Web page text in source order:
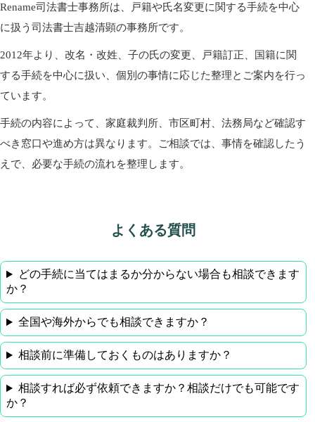
Rename司法書士事務所は、戸籍や氏名変更に関する手続を中心
に扱う司法書士吉越清顕の事務所です。
2012年より、改名・改姓、子の氏の変更、戸籍訂正、国籍に関
する手続を中心に扱い、個別の事情に応じた整理とご案内を行っ
ています。
手続の内容によって、家庭裁判所、市区町村、法務局など確認す
べき窓口や進め方は異なります。ご相談では、事情を確認したう
えで、必要な手続の流れを整理します。
よくある質問
どの手続に当てはまるか分からない場合も相談できます
か？
全国や海外からでも相談できますか？
相談前に準備しておくものはありますか？
相談すれば必ず依頼できますか？相談だけでも可能です
か？